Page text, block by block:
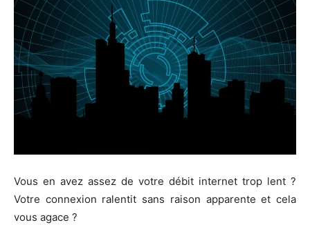
Vous en avez assez de votre débit internet trop lent ?
Votre connexion ralentit sans raison apparente et cela
vous agace ?